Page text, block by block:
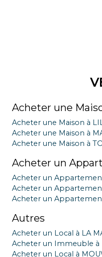
Acheter une
Acheter une Maison à
Acheter une Maison à
Acheter une Maison à
Acheter un
Acheter un
Acheter un
Acheter un
Autres
Acheter un Local à LA
Acheter un Immeuble à
Acheter un Local à